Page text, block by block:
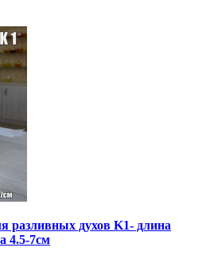
разливных духов K1- длина
4.5-7см